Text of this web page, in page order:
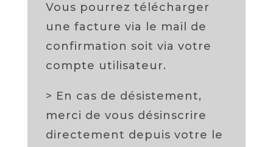
Vous pourrez télécharger
une facture via le mail de
confirmation soit via votre
compte utilisateur.
> En cas de désistement,
merci de vous désinscrire
directement depuis votre le